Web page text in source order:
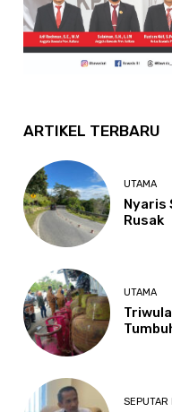
ARTIKEL TERBARU
UTAMA
Nyaris
Rusak
UTAMA
SEPUTAR